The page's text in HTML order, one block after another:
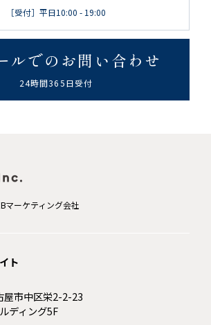
［受付］平日10:00 - 19:00
ルでのお問い合わせ
24時間365日受付
マーケティング会社
ト
市中区栄2-2-23
ディング5F